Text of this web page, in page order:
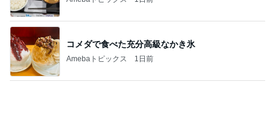
Amebaトピックス
記事を読む
ついつまんでしまうメープルナッツ